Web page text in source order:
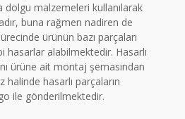
malzemeleri kullanılarak
buna rağmen nadiren de
ürünün bazı parçaları
hasarlar alabilmektedir. Hasarlı
ürüne ait montaj şemasından
hasarlı parçaların
ile gönderilmektedir.